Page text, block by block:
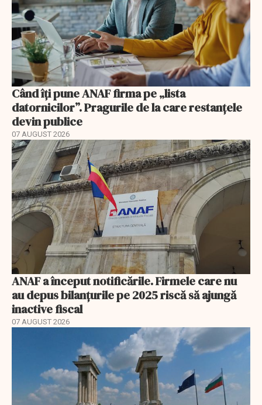
Când îți pune ANAF firma pe „lista
datornicilor”. Pragurile de la care restanțele
devin publice
07 AUGUST 2026
ANAF a început notificările. Firmele care nu
au depus bilanțurile pe 2025 riscă să ajungă
inactive fiscal
07 AUGUST 2026